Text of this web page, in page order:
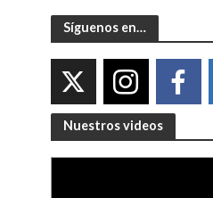
Síguenos en…
Nuestros videos